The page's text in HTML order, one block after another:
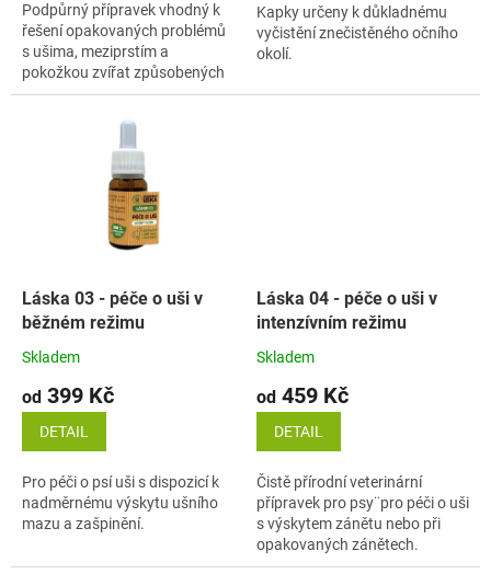
Podpůrný přípravek vhodný k
řešení opakovaných problémů
s ušima, meziprstím a
pokožkou zvířat způsobených
bakteriemi, kvasinkami,
Kapky určeny k důkladnému
vyčistění znečistěného očního
okolí.
Láska 03 - péče o uši v
běžném režimu
Skladem
od 399 Kč
DETAIL
Pro péči o psí uši s dispozicí k
nadměrnému výskytu ušního
mazu a zašpinění.
Láska 04 - péče o uši v
intenzívním režimu
Skladem
od 459 Kč
DETAIL
Čistě přírodní veterinární
přípravek pro psy¨pro péči o uši
s výskytem zánětu nebo při
opakovaných zánětech.